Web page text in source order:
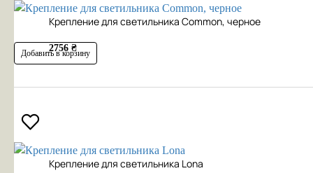
Крепление для светильника Common, черное
2756 ₴
Добавить в корзину
Крепление для светильника Lona